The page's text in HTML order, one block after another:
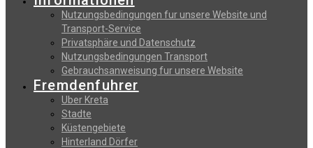
Nutzungsbedingungen fur unsere Website und
Transport-Service
Privatsphäre und Datenschutz
Nutzungsbedingungen Transport
Gebrauchsanweisung fur unsere Website
Fremdenfuhrer
Uber Kreta
Stadte
Küstengebiete
Hinterland Dörfer